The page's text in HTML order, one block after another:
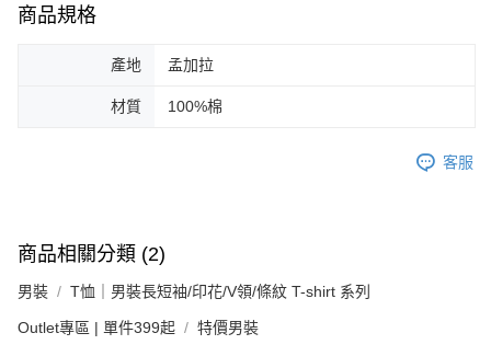
商品規格
產地 孟加拉
材質 100%棉
客服
商品相關分類 (2)
男裝 T恤｜男裝長短袖/印花/V領/條紋 T-shirt 系列
Outlet專區 | 單件399起 特價男裝